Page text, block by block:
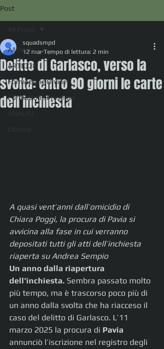
Post
All Posts
ARTICOLI
Formazione Online
Formazione Presenza
Delitto di Garlasco, verso la
svolta: entro 90 giorni le carte
dell’inchiesta
squadsmpd
12 mar Tempo di lettura: 2 min
A quasi vent’anni dall’omicidio di
Chiara Poggi, la procura di Pavia si
avvicina alla fase in cui verranno
depositati tutti gli atti dell’inchiesta
riaperta su Andrea Sempio
Un anno dalla riapertura
dell’inchiesta. Sembra passato molto
più tempo, ma è trascorso poco più di
un anno dalla svolta che ha riacceso il
caso del delitto di Garlasco. L’11
marzo 2025 la procura di Pavia
annunciò l’iscrizione nel registro degli